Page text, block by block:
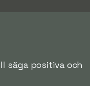
säga positiva och